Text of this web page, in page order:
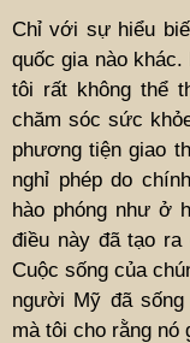
Chỉ với sự hiểu
quốc gia nào
tôi rất không thể
chăm sóc sức
phương tiện giao
nghỉ phép do
hào phóng như ở
điều này đã tạo
Cuộc sống của
người Mỹ đã
mà tôi cho rằng nó